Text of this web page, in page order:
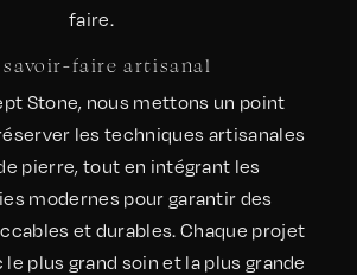
faire.
savoir-faire artisanal
Stone, nous mettons un point
les techniques artisanales
pierre, tout en intégrant les
modernes pour garantir des
et durables. Chaque projet
plus grand soin et la plus grande